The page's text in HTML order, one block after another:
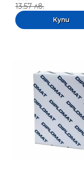
13.57 лв.